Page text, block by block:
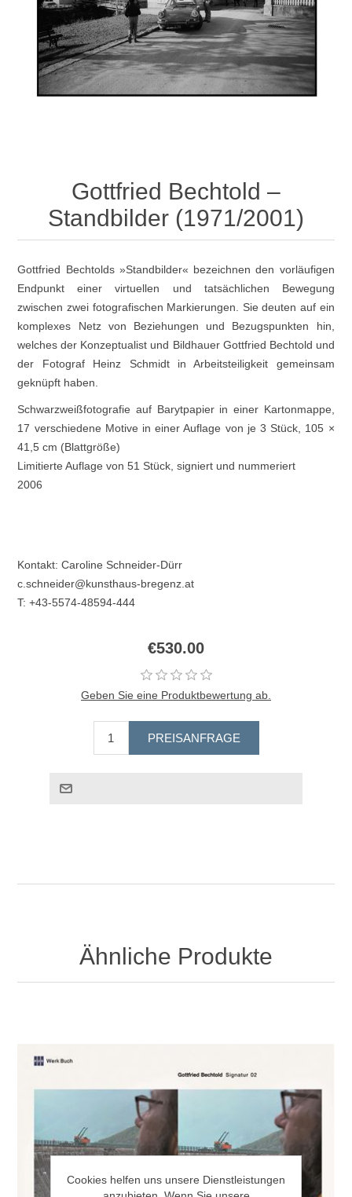
Gottfried Bechtold –
Standbilder (1971/2001)
Gottfried Bechtolds »Standbilder« bezeichnen den vorläufigen
Endpunkt einer virtuellen und tatsächlichen Bewegung
zwischen zwei fotografischen Markierungen. Sie deuten auf ein
komplexes Netz von Beziehungen und Bezugspunkten hin,
welches der Konzeptualist und Bildhauer Gottfried Bechtold und
der Fotograf Heinz Schmidt in Arbeitsteiligkeit gemeinsam
geknüpft haben.
Schwarzweißfotografie auf Barytpapier in einer Kartonmappe,
17 verschiedene Motive in einer Auflage von je 3 Stück, 105 ×
41,5 cm (Blattgröße)
Limitierte Auflage von 51 Stück, signiert und nummeriert
2006
Kontakt: Caroline Schneider-Dürr
c.schneider@kunsthaus-bregenz.at
T: +43-5574-48594-444
€530.00
Geben Sie eine Produktbewertung ab.
Ähnliche Produkte
Cookies helfen uns unsere Dienstleistungen